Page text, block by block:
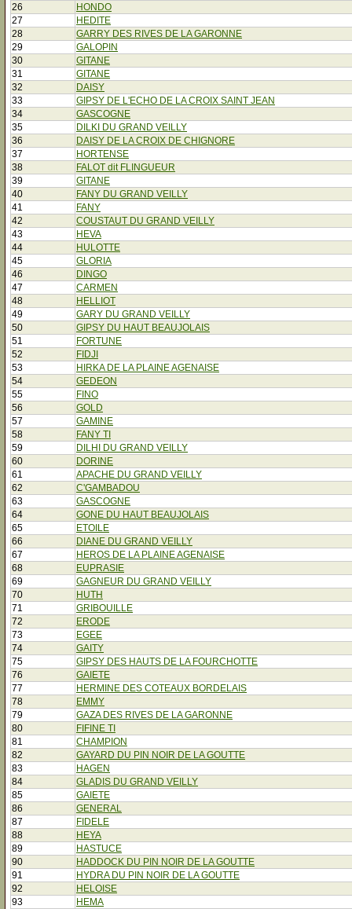
26
HONDO
27
HEDITE
28
GARRY DES RIVES DE LA GARONNE
29
GALOPIN
30
GITANE
31
GITANE
32
DAISY
33
GIPSY DE L'ECHO DE LA CROIX SAINT JEAN
34
GASCOGNE
35
DILKI DU GRAND VEILLY
36
DAISY DE LA CROIX DE CHIGNORE
37
HORTENSE
38
FALOT dit FLINGUEUR
39
GITANE
40
FANY DU GRAND VEILLY
41
FANY
42
COUSTAUT DU GRAND VEILLY
43
HEVA
44
HULOTTE
45
GLORIA
46
DINGO
47
CARMEN
48
HELLIOT
49
GARY DU GRAND VEILLY
50
GIPSY DU HAUT BEAUJOLAIS
51
FORTUNE
52
FIDJI
53
HIRKA DE LA PLAINE AGENAISE
54
GEDEON
55
FINO
56
GOLD
57
GAMINE
58
FANY TI
59
DILHI DU GRAND VEILLY
60
DORINE
61
APACHE DU GRAND VEILLY
62
C'GAMBADOU
63
GASCOGNE
64
GONE DU HAUT BEAUJOLAIS
65
ETOILE
66
DIANE DU GRAND VEILLY
67
HEROS DE LA PLAINE AGENAISE
68
EUPRASIE
69
GAGNEUR DU GRAND VEILLY
70
HUTH
71
GRIBOUILLE
72
ERODE
73
EGEE
74
GAITY
75
GIPSY DES HAUTS DE LA FOURCHOTTE
76
GAIETE
77
HERMINE DES COTEAUX BORDELAIS
78
EMMY
79
GAZA DES RIVES DE LA GARONNE
80
FIFINE TI
81
CHAMPION
82
GAYARD DU PIN NOIR DE LA GOUTTE
83
HAGEN
84
GLADIS DU GRAND VEILLY
85
GAIETE
86
GENERAL
87
FIDELE
88
HEYA
89
HASTUCE
90
HADDOCK DU PIN NOIR DE LA GOUTTE
91
HYDRA DU PIN NOIR DE LA GOUTTE
92
HELOISE
93
HEMA